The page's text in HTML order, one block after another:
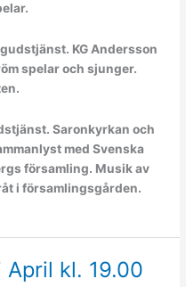
KG Andersson
spelar och sjunger.
Saronkyrkan och
med Svenska
församling. Musik av
i församlingsgården.
April kl. 19.00